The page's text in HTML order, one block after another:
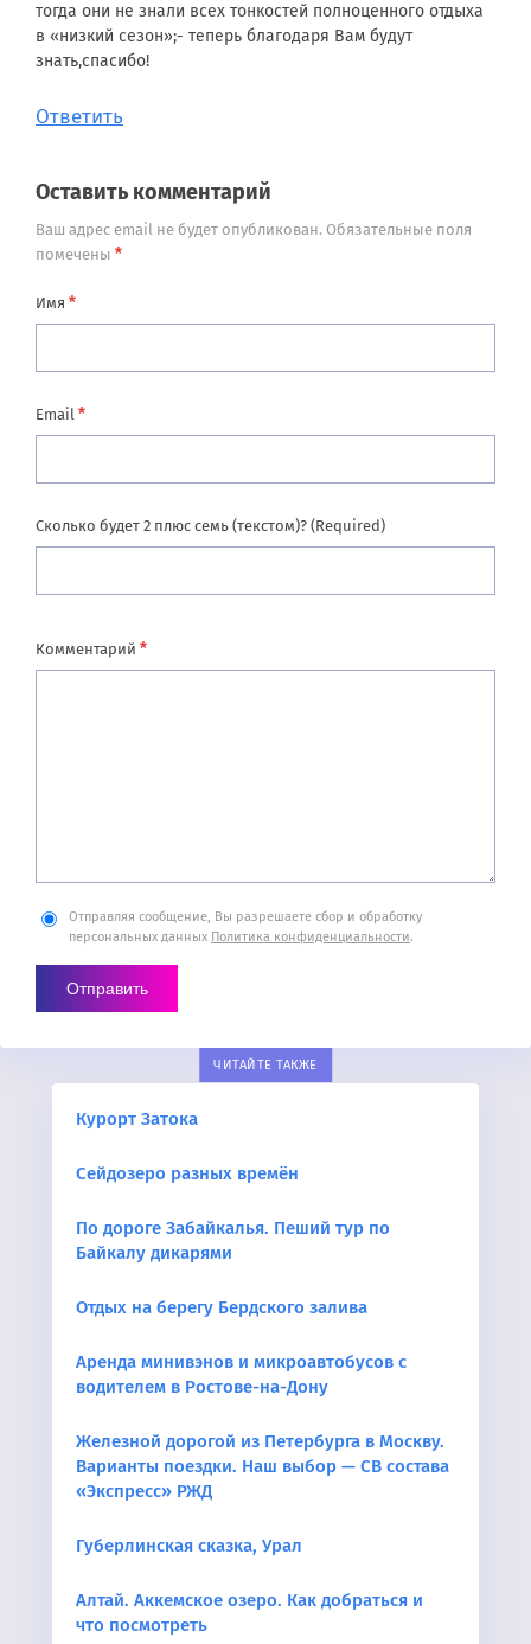
тогда они не знали всех тонкостей полноценного отдыха
в «низкий сезон»;- теперь благодаря Вам будут
знать,спасибо!
Ответить
Оставить комментарий
Ваш адрес email не будет опубликован. Обязательные поля
помечены *
Имя *
Email *
Сколько будет 2 плюс семь (текстом)? (Required)
Комментарий *
Отправляя сообщение, Вы разрешаете сбор и обработку
персональных данных Политика конфиденциальности.
ЧИТАЙТЕ ТАКЖЕ
Курорт Затока
Сейдозеро разных времён
По дороге Забайкалья. Пеший тур по
Байкалу дикарями
Отдых на берегу Бердского залива
Аренда минивэнов и микроавтобусов с
водителем в Ростове-на-Дону
Железной дорогой из Петербурга в Москву.
Варианты поездки. Наш выбор — СВ состава
«Экспресс» РЖД
Губерлинская сказка, Урал
Алтай. Аккемское озеро. Как добраться и
что посмотреть